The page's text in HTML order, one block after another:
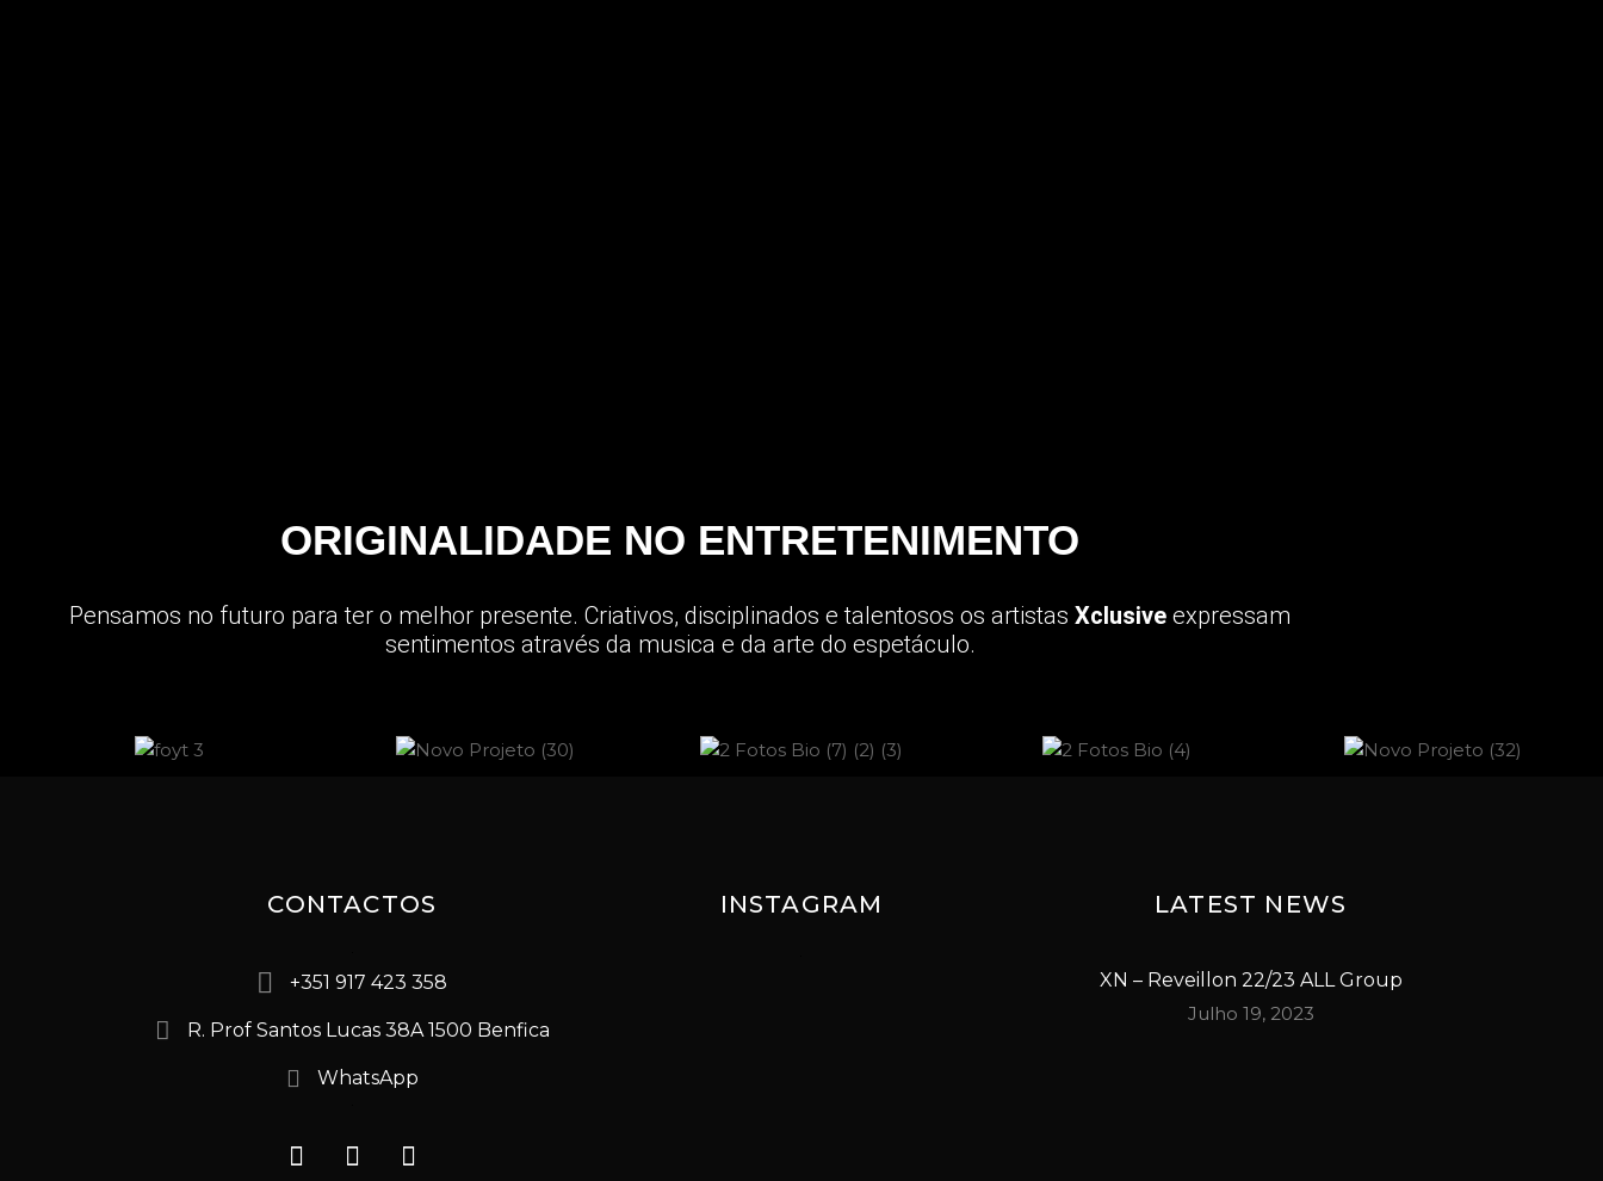
ORIGINALIDADE NO ENTRETENIMENTO
Pensamos no futuro para ter o melhor presente. Criativos, disciplinados e talentosos os artistas Xclusive expressam
sentimentos através da musica e da arte do espetáculo.
CONTACTOS
+351 917 423 358
R. Prof Santos Lucas 38A 1500 Benfica
WhatsApp
INSTAGRAM LATEST NEWS
XN – Reveillon 22/23 ALL Group
Julho 19, 2023